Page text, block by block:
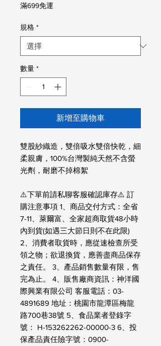
格
滿699免運
規格 *
數量 *
新增至購物車
雙股紗織造，雙倍吸水雙倍快乾，細
柔親膚，100%台灣製純天然不含螢
光劑，耐磨不掉棉絮
⚠️下單前請私聊客服確認庫存⚠️ 訂
購注意事項 1、商品交付方式：全省
7-11、萊爾富、全家超商取貨48小時
內到貨(如遇三大節日則不在此限)
2、消費者取貨時，應從速檢查所受
領之物；欲退換貨，應善盡商品保存
之責任。 3、產品銷售數量有限，售
完為止。 4、販售廠商資訊：神洋國
際興業有限公司 客服電話：03-
4891689 地址：桃園市龍潭區梅龍
路700巷38號 5、食品業者登錄字
號： H-153262262-00000-3 6、投
保產品責任險字號：0900-